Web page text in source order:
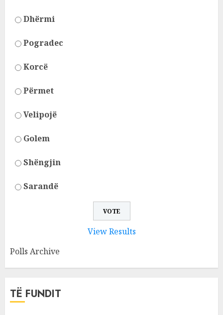
Dhërmi
Pogradec
Korcë
Përmet
Velipojë
Golem
Shëngjin
Sarandë
View Results
Polls Archive
TË FUNDIT